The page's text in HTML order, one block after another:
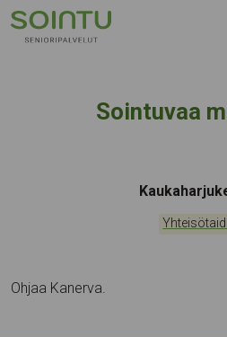
Hyppää sisältöön
Sointuvaa
Ohjaa Kanerva.